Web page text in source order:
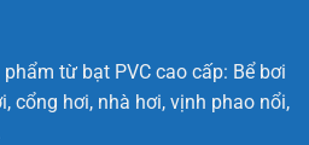
từ bạt PVC cao cấp: Bể bơi
cổng hơi, nhà hơi, vịnh phao nổi,